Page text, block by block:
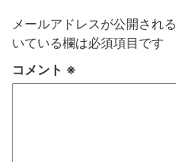
メールアドレスが公開され
いている欄は必須項目です
コメント ※